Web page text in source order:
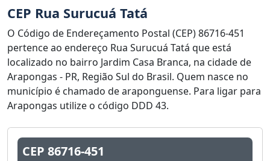
CEP Rua Surucuá Tatá
O Código de Endereçamento Postal (CEP) 86716-451
pertence ao endereço Rua Surucuá Tatá que está
localizado no bairro Jardim Casa Branca, na cidade de
Arapongas - PR, Região Sul do Brasil. Quem nasce no
município é chamado de araponguense. Para ligar para
Arapongas utilize o código DDD 43.
CEP 86716-451